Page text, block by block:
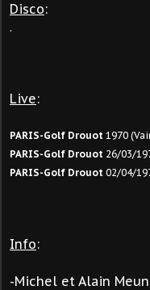
Disco:
.
Live:
PARIS-Golf Drouot 1970
PARIS-Golf Drouot 26/03/
PARIS-Golf Drouot 02/04/
Info:
-Michel et Alain